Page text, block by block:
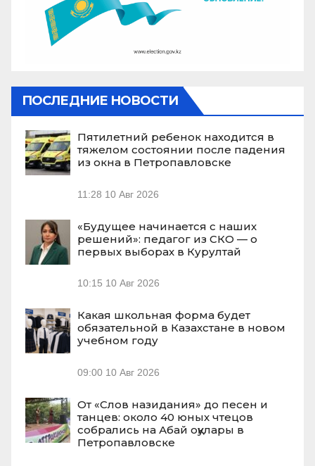
ПОСЛЕДНИЕ НОВОСТИ
Пятилетний ребенок находится в
тяжелом состоянии после падения
из окна в Петропавловске
11:28 10 Авг 2026
«Будущее начинается с наших
решений»: педагог из СКО — о
первых выборах в Курултай
10:15 10 Авг 2026
Какая школьная форма будет
обязательной в Казахстане в новом
учебном году
09:00 10 Авг 2026
От «Слов назидания» до песен и
танцев: около 40 юных чтецов
собрались на Абай оқулары в
Петропавловске